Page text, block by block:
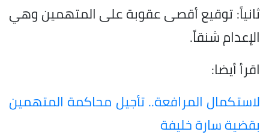
ثانياً: توقيع أقصى عقوبة على المتهمين وهي
الإعدام شنقاً.
اقرأ أيضا:
لاستكمال المرافعة.. تأجيل محاكمة المتهمين
بقضية سارة خليفة